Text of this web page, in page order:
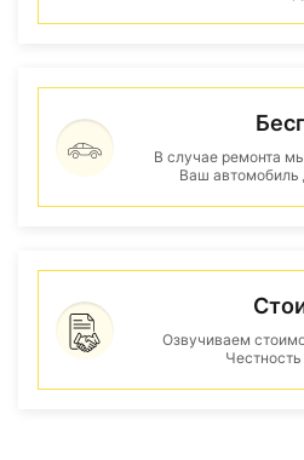
В случае ремонта
Ваш
Озвучиваем